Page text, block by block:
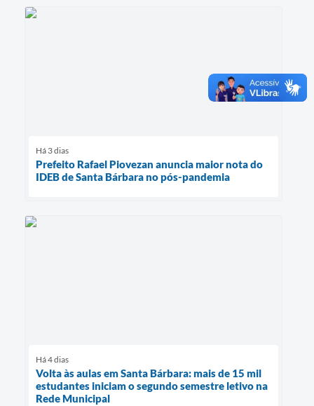
Há 3 dias
Prefeito Rafael Piovezan anuncia maior nota do
IDEB de Santa Bárbara no pós-pandemia
Há 4 dias
Volta às aulas em Santa Bárbara: mais de 15 mil
estudantes iniciam o segundo semestre letivo na
Rede Municipal